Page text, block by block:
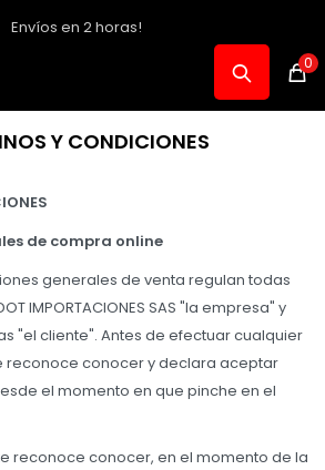
Envíos en 2 horas!
0
Y CONDICIONES
de compra online
generales de venta regulan todas
IMPORTACIONES SAS "la empresa" y
"el cliente". Antes de efectuar cualquier
reconoce conocer y declara aceptar
el momento en que pinche en el
reconoce conocer, en el momento de la